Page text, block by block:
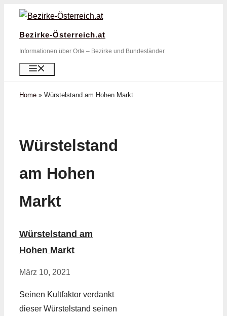
Zum
springen
Bezirke-Österreich.at
Informationen über Orte – Bezirke und Bundesländer
Home » Würstelstand am Hohen Markt
Würstelstand
am Hohen
Markt
Würstelstand am
Hohen Markt
März 10, 2021
Seinen Kultfaktor verdankt
dieser Würstelstand seinen